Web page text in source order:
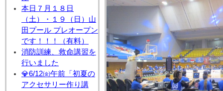
本日７月１８日
（土）・１９（日）山
田プール プレオープン
です！！！（有料）
消防訓練、救命講習を
行いました
💎6/12㈮午前「初夏の
アクセサリー作り講